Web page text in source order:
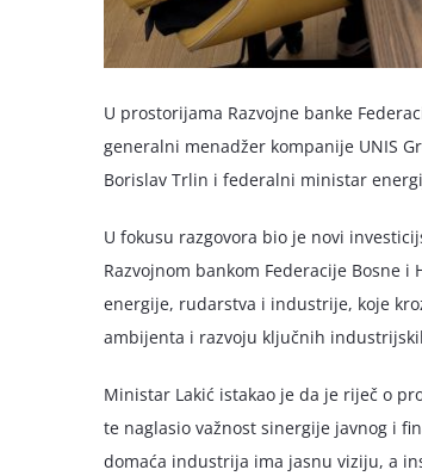
U prostorijama Razvojne banke
generalni menadžer kompanije UNIS
Borislav Trlin i federalni ministar
U fokusu razgovora bio je novi
Razvojnom bankom Federacije Bosne
energije, rudarstva i industrije, koje
ambijenta i razvoju ključnih
Ministar Lakić istakao je da je riječ o
te naglasio važnost sinergije javnog i
domaća industrija ima jasnu viziju, a